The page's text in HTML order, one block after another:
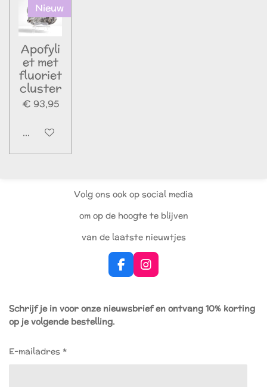
Nieuw
Apofyli
et met
fluoriet
cluster
€ 93,95
In winkelwagen
Volg ons ook op social media
om op de hoogte te blijven
van de laatste nieuwtjes
F
a
b
I
n
a
Schrijf je in voor onze nieuwsbrief en ontvang 10% korting
op je volgende bestelling.
E-mailadres *